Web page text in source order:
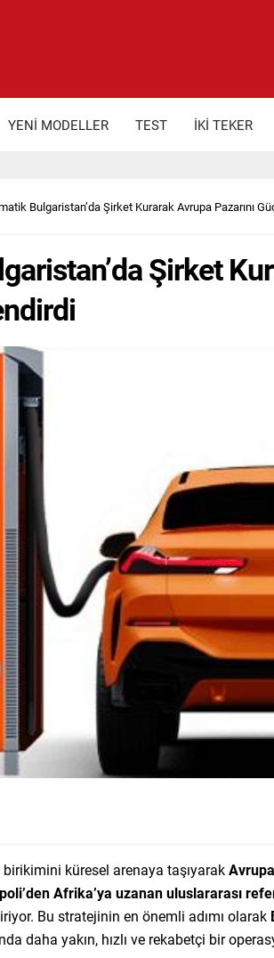
YENİ MODELLER TEST İKİ TEKER
Bulgaristan’da Şirket Kurarak Avrupa Pazarını
Şirket
birikimini küresel arenaya taşıyarak
Afrika’ya uzanan uluslararası
Bu stratejinin en önemli adımı olarak
daha yakın, hızlı ve rekabetçi bir